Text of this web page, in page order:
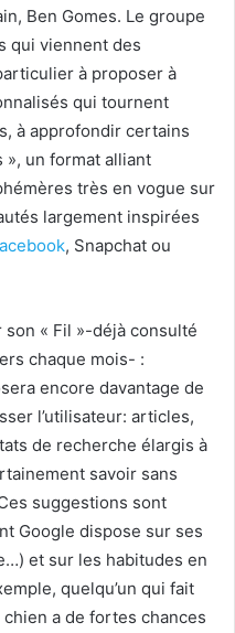
Ben Gomes. Le groupe
qui viennent des
à proposer à
qui tournent
à approfondir certains
», un format alliant
très en vogue sur
largement inspirées
, Snapchat ou
« Fil »-déjà consulté
chaque mois- :
encore davantage de
l’utilisateur: articles,
de recherche élargis à
savoir sans
suggestions sont
Google dispose sur ses
et sur les habitudes en
quelqu’un qui fait
a de fortes chances